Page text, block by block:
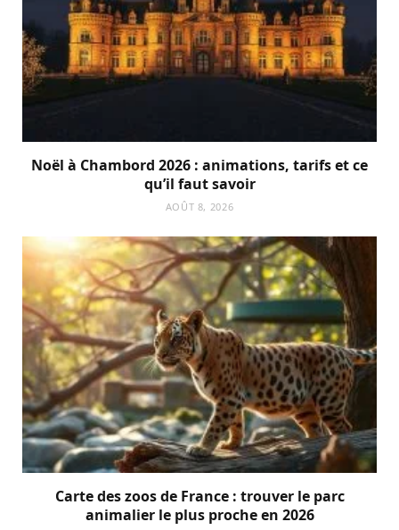
Noël à Chambord 2026 : animations, tarifs et ce
qu’il faut savoir
AOÛT 8, 2026
Carte des zoos de France : trouver le parc
animalier le plus proche en 2026